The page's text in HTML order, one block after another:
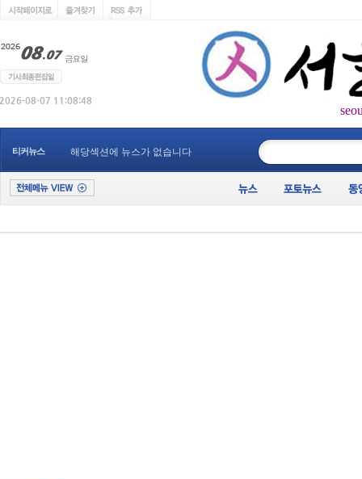
티커뉴스 해당섹션에 뉴스가 없습니다